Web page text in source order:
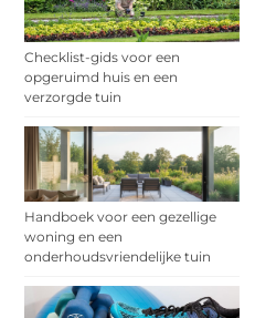
Checklist-gids voor een
opgeruimd huis en een
verzorgde tuin
Handboek voor een gezellige
woning en een
onderhoudsvriendelijke tuin